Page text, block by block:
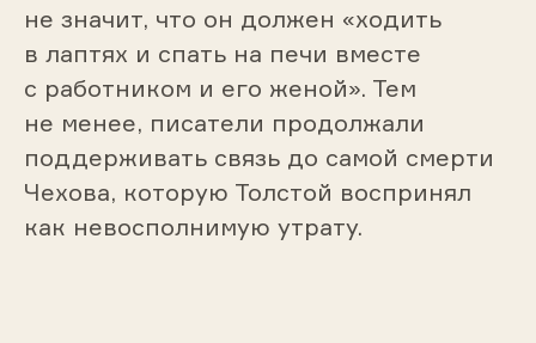
не значит, что он должен «ходить
в лаптях и спать на печи вместе
с работником и его женой». Тем
не менее, писатели продолжали
поддерживать связь до самой смерти
Чехова, которую Толстой воспринял
как невосполнимую утрату.